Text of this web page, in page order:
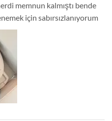
memnun kalmıştı bende
için sabırsızlanıyorum